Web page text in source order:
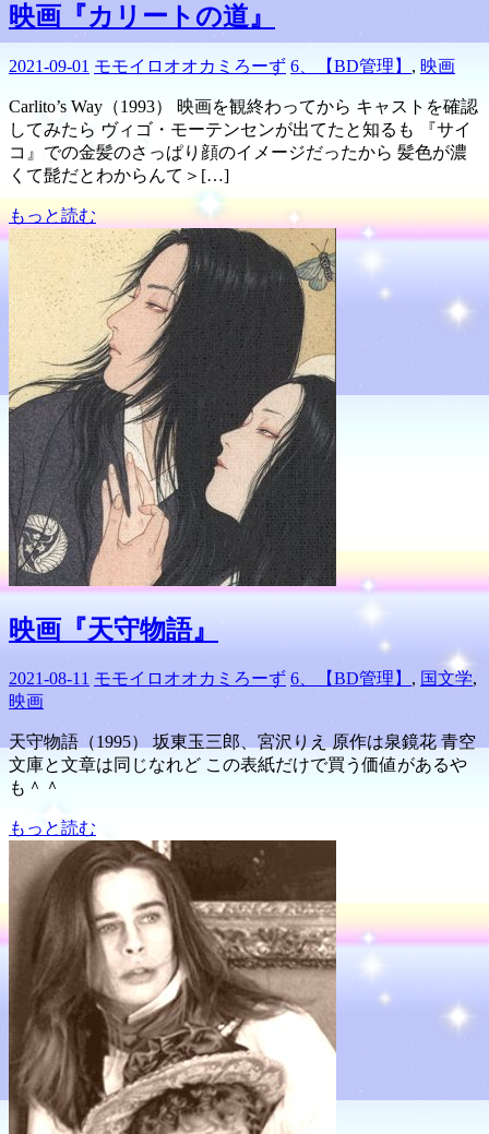
映画『カリートの道』
2021-09-01 モモイロオオカミろーず 6、【BD管理】 , 映画
Carlito’s Way（1993） 映画を観終わってから キャストを確認
してみたら ヴィゴ・モーテンセンが出てたと知るも 『サイ
コ』での金髪のさっぱり顔のイメージだったから 髪色が濃
くて髭だとわからんて＞[…]
もっと読む
映画『天守物語』
2021-08-11 モモイロオオカミろーず 6、【BD管理】 , 国文学,
映画
天守物語（1995） 坂東玉三郎、宮沢りえ 原作は泉鏡花 青空
文庫と文章は同じなれど この表紙だけで買う価値があるや
も＾＾
もっと読む